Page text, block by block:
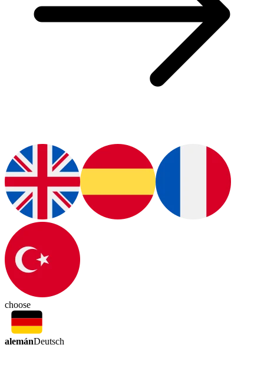
choose
alemánDeutsch